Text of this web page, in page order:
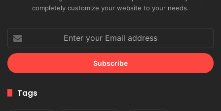
News and Blog theme. Packed with options that allow you to
Enter
Email
address
Tags